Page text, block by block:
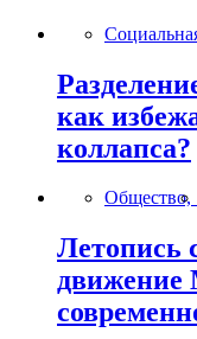
как
коллапса?
Общество,
Летопись
движение